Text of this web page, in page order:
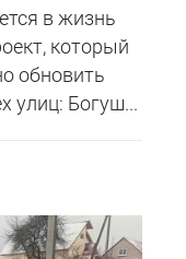
в жизнь
который
обновить
улиц: Богуш...